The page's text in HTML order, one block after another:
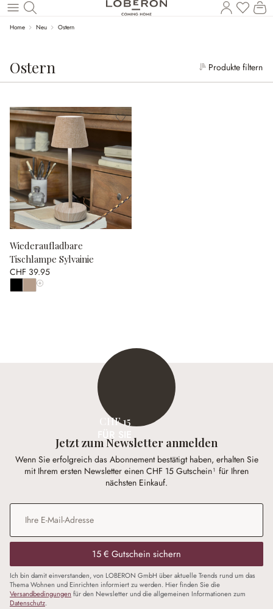
Zum Hauptinhalt springen
Home Neu Ostern
Ostern Produkte filtern
Wiederaufladbare
Tischlampe Sylvainie
CHF 39.95
Alle Farben anzeigen
CHF 15
Jetzt zum Newsletter anmelden
Wenn Sie erfolgreich das Abonnement bestätigt haben, erhalten Sie
mit Ihrem ersten Newsletter einen CHF 15 Gutschein¹ für Ihren
nächsten Einkauf.
E-Mail-Adresse
15 € Gutschein sichern
Ich bin damit einverstanden, von LOBERON GmbH über aktuelle Trends rund um das
Thema Wohnen und Einrichten informiert zu werden. Hier finden Sie die
Versandbedingungen für den Newsletter und die allgemeinen Informationen zum
Datenschutz.